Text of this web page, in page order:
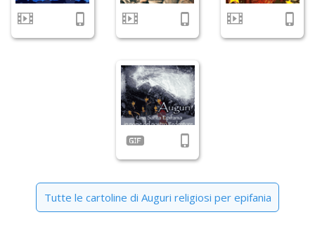
Tutte le cartoline di Auguri religiosi per epifania